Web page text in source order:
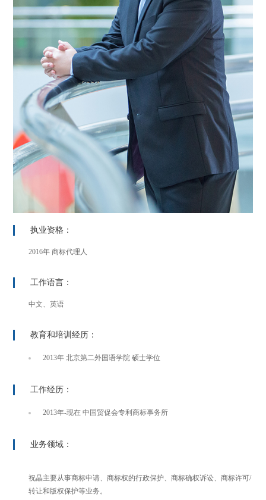
执业资格：
2016年 商标代理人
工作语言：
中文、英语
教育和培训经历：
2013年 北京第二外国语学院 硕士学位
工作经历：
2013年-现在 中国贸促会专利商标事务所
业务领域：
祝晶主要从事商标申请、商标权的行政保护、商标确权诉讼、商标许可/
转让和版权保护等业务。